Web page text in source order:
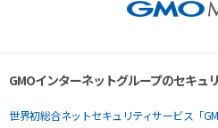
GMOインターネットグループのセキュ
世界初総合ネットセキュリティサービス「